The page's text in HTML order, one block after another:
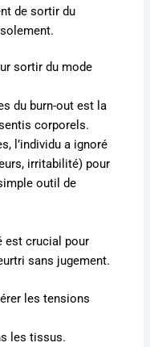
de sortir du
sortir du mode
du burn-out est la
corporels.
l’individu a ignoré
irritabilité) pour
outil de
est crucial pour
sans jugement.
les tensions
les tissus.